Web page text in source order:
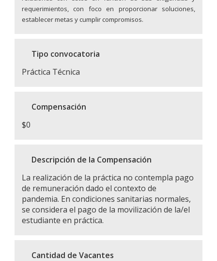
requerimientos, con foco en proporcionar soluciones,
establecer metas y cumplir compromisos.
Tipo convocatoria
Práctica Técnica
Compensación
$0
Descripción de la Compensación
La realización de la práctica no contempla pago
de remuneración dado el contexto de
pandemia. En condiciones sanitarias normales,
se considera el pago de la movilización de la/el
estudiante en práctica.
Cantidad de Vacantes